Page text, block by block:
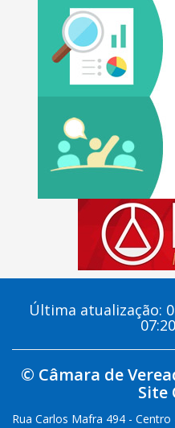
Última atualização:
© Câmara de
Site
Rua Carlos Mafra 494 -